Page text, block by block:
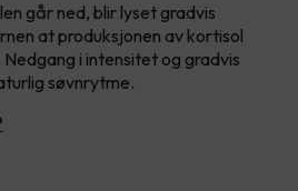
går ned, blir lyset gradvis
at produksjonen av kortisol
i intensitet og gradvis
søvnrytme.